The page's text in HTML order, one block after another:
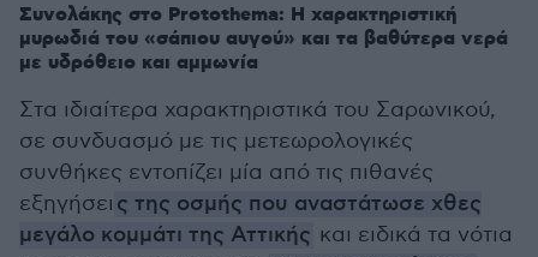
Συνολάκης στο Protothema: Η χαρακτηριστική
μυρωδιά του «σάπιου αυγού» και τα βαθύτερα νερά
με υδρόθειο και αμμωνία
Στα ιδιαίτερα χαρακτηριστικά του Σαρωνικού,
σε συνδυασμό με τις μετεωρολογικές
συνθήκες εντοπίζει μία από τις πιθανές
εξηγήσει ς της οσμής που αναστάτωσε χθες
μεγάλο κομμάτι της Αττικής και ειδικά τα νότια